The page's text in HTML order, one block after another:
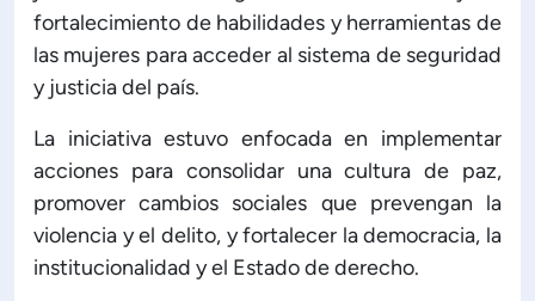
Secretaría General
de Gestión Institucional
de Administración y Finanzas
fortalecimiento de habilidades y herramientas de
las mujeres para acceder al sistema de seguridad
y justicia del país.
La iniciativa estuvo enfocada en implementar
acciones para consolidar una cultura de paz,
promover cambios sociales que prevengan la
violencia y el delito, y fortalecer la democracia, la
institucionalidad y el Estado de derecho.